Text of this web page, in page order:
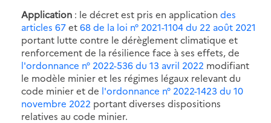
Application : le décret est pris en application des
articles 67et68 de la loi n° 2021-1104 du 22 août 2021
portant lutte contre le dérèglement climatique et
renforcement de la résilience face à ses effets, de
l'ordonnance n° 2022-536 du 13 avril 2022 modifiant
le modèle minier et les régimes légaux relevant du
code minier et de l'ordonnance n° 2022-1423 du 10
novembre 2022 portant diverses dispositions
relatives au code minier.